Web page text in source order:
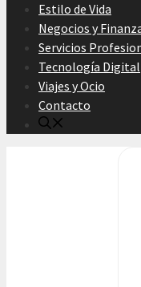
Estilo de Vida
Negocios y
Servicios
Tecnología Digital
Viajes y Ocio
Contacto